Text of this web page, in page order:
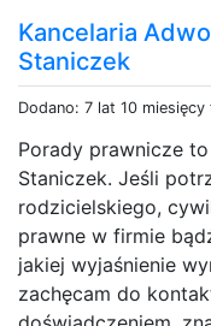
Kancelaria
Staniczek
Dodano: 7 lat 10 miesięcy
Porady prawnicze
Staniczek. Jeśli
rodzicielskiego,
prawne w firmie
jakiej wyjaśnienie
zachęcam do